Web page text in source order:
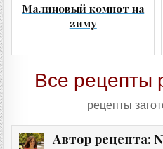
Малиновый компот на
зиму
Все рецепты
рецепты
Автор рецепта: